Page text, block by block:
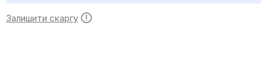
Залишити скаргу